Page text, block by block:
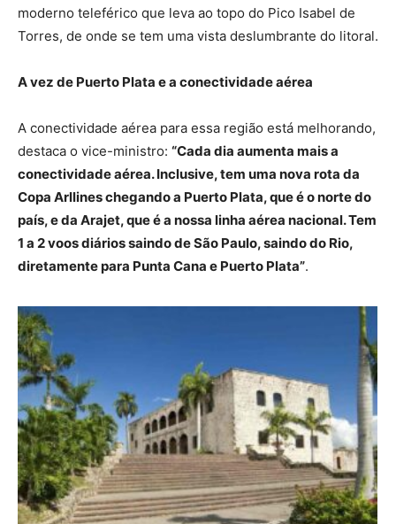
moderno teleférico que leva ao topo do Pico Isabel de
Torres, de onde se tem uma vista deslumbrante do litoral.
A vez de Puerto Plata e a conectividade aérea
A conectividade aérea para essa região está melhorando,
destaca o vice-ministro: “Cada dia aumenta mais a
conectividade aérea. Inclusive, tem uma nova rota da
Copa Arllines chegando a Puerto Plata, que é o norte do
país, e da Arajet, que é a nossa linha aérea nacional. Tem
1 a 2 voos diários saindo de São Paulo, saindo do Rio,
diretamente para Punta Cana e Puerto Plata”.